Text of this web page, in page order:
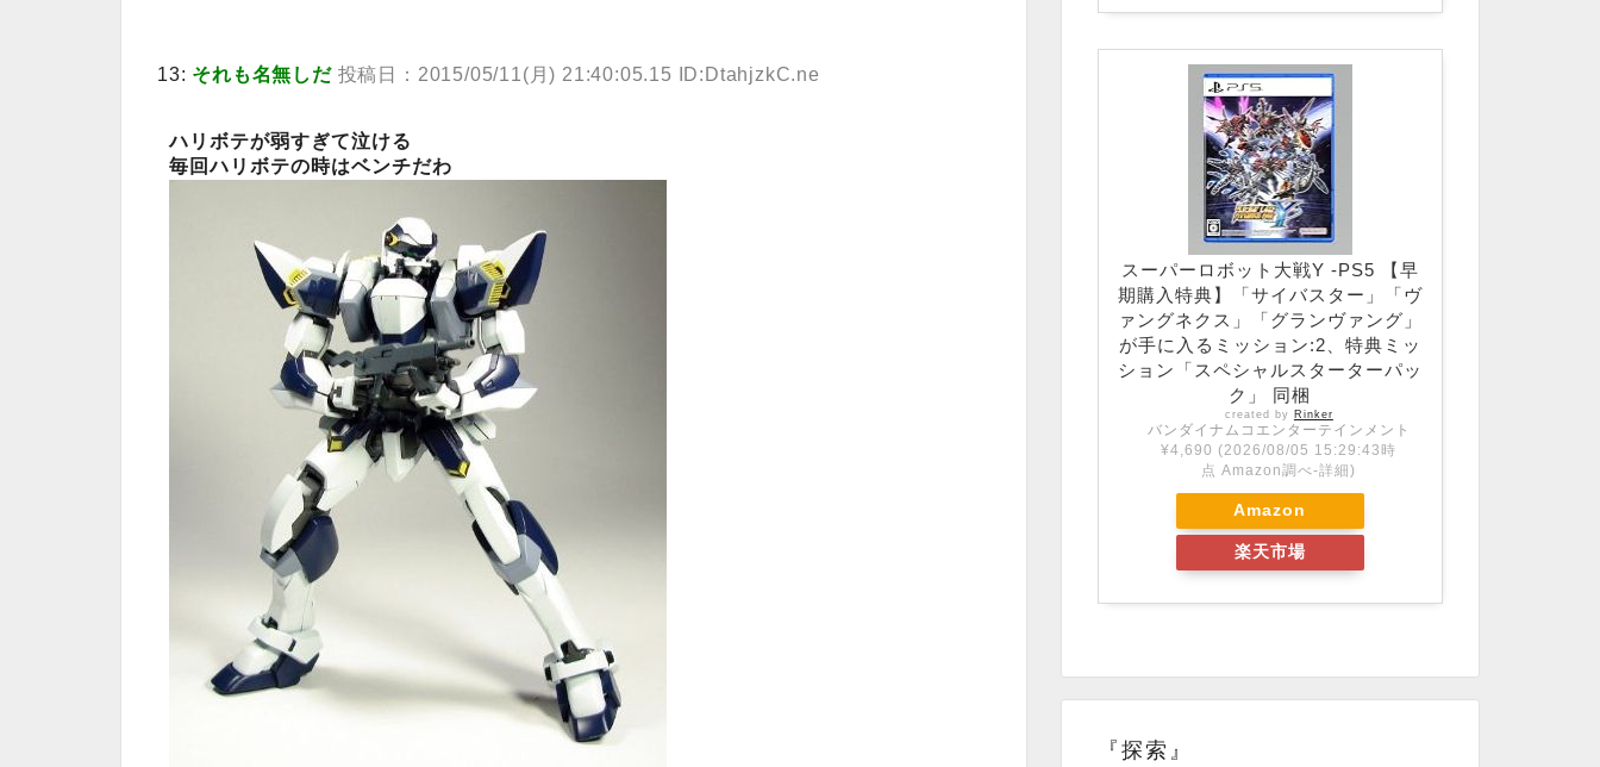
13: それも名無しだ 投稿日：2015/05/11(月) 21:40:05.15 ID:DtahjzkC.ne
ハリボテが弱すぎて泣ける
毎回ハリボテの時はベンチだわ
スーパーロボット大戦Y -PS5 【早
期購入特典】「サイバスター」「ヴ
ァングネクス」「グランヴァング」
が手に入るミッション:2、特典ミッ
ション「スペシャルスターターパッ
ク」 同梱
created by Rinker
バンダイナムコエンターテインメント
¥4,690 (2026/08/05 15:29:43時
点 Amazon調べ-詳細)
Amazon
楽天市場
『探索』